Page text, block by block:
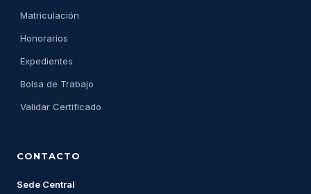
Matriculación
Honorarios
Expedientes
Bolsa de Trabajo
Validar Certificado
CONTACTO
Sede Central